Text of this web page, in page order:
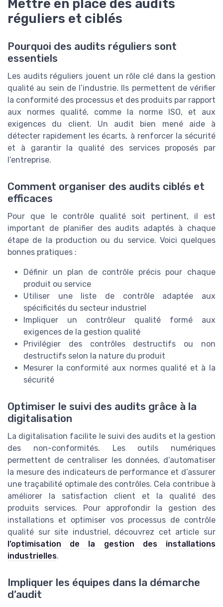
Mettre en place des audits
réguliers et ciblés
Pourquoi des audits réguliers sont
essentiels
Les audits réguliers jouent un rôle clé dans la gestion
qualité au sein de l’industrie. Ils permettent de vérifier
la conformité des processus et des produits par rapport
aux normes qualité, comme la norme ISO, et aux
exigences du client. Un audit bien mené aide à
détecter rapidement les écarts, à renforcer la sécurité
et à garantir la qualité des services proposés par
l’entreprise.
Comment organiser des audits ciblés et
efficaces
Pour que le contrôle qualité soit pertinent, il est
important de planifier des audits adaptés à chaque
étape de la production ou du service. Voici quelques
bonnes pratiques :
Définir un plan de contrôle précis pour chaque
produit ou service
Utiliser une liste de contrôle adaptée aux
spécificités du secteur industriel
Impliquer un contrôleur qualité formé aux
exigences de la gestion qualité
Privilégier des contrôles destructifs ou non
destructifs selon la nature du produit
Mesurer la conformité aux normes qualité et à la
sécurité
Optimiser le suivi des audits grâce à la
digitalisation
La digitalisation facilite le suivi des audits et la gestion
des non-conformités. Les outils numériques
permettent de centraliser les données, d’automatiser
la mesure des indicateurs de performance et d’assurer
une traçabilité optimale des contrôles. Cela contribue à
améliorer la satisfaction client et la qualité des
produits services. Pour approfondir la gestion des
installations et optimiser vos processus de contrôle
qualité sur site industriel, découvrez cet article sur
l’optimisation de la gestion des installations
industrielles.
Impliquer les équipes dans la démarche
d’audit